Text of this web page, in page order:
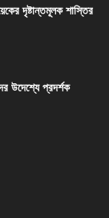
দৃষ্টান্তমূলক শাস্তির
উদেশ্যে প্রদর্শক